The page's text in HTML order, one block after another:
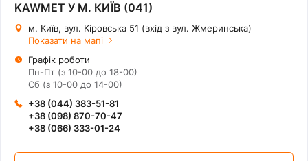
KAWMET У М. КИЇВ (041)
м. Київ, вул. Кіровська 51 (вхід з вул. Жмеринська)
Показати на мапі
Графік роботи
Пн-Пт (з 10-00 до 18-00)
Сб (з 10-00 до 14-00)
+38 (044) 383-51-81
+38 (098) 870-70-47
+38 (066) 333-01-24